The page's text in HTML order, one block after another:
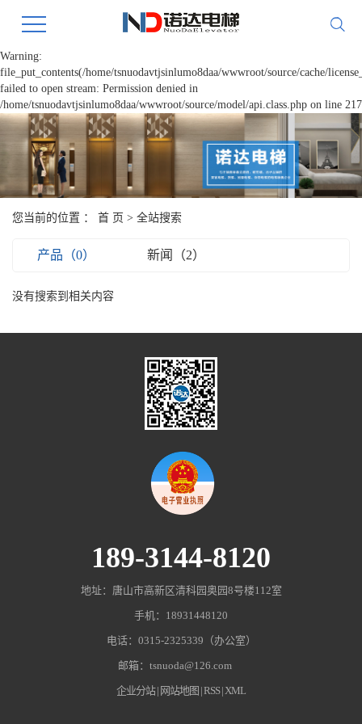
Warning:
file_put_contents(/home/tsnuodavtjsinlumo8daa/wwwroot/source/cache/
failed to open stream: Permission denied in
/home/tsnuodavtjsinlumo8daa/wwwroot/source/model/api.class.php on line 217
您当前的位置 ： 首 页 > 全站搜索
产品（0） 新闻（2）
没有搜索到相关内容
189-3144-8120
地址：唐山市高新区清科园奥园8号楼112室
手机：18931448120
电话：0315-2325339（办公室）
邮箱：tsnuoda@126.com
企业分站| 网站地图 |RSS|XML